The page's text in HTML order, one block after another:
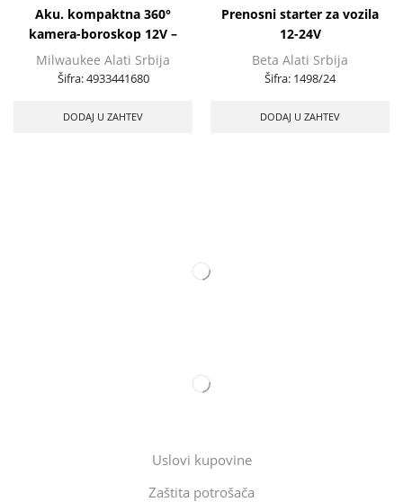
Aku. kompaktna 360°
kamera-boroskop 12V –
M12IC-201C
Milwaukee Alati Srbija
Šifra:4933441680
DODAJ U ZAHTEV
Prenosni starter za vozila
12-24V
Beta Alati Srbija
Šifra: 1498/24
DODAJ U ZAHTEV
Uslovi kupovine
Zaštita potrošača